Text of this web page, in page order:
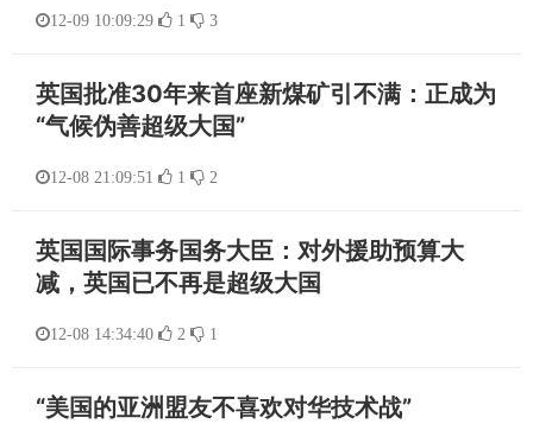
12-09 10:09:29 1 3
英国批准30年来首座新煤矿引不满：正成为
“气候伪善超级大国”
12-08 21:09:51 1 2
英国国际事务国务大臣：对外援助预算大
减，英国已不再是超级大国
12-08 14:34:40 2 1
“美国的亚洲盟友不喜欢对华技术战”